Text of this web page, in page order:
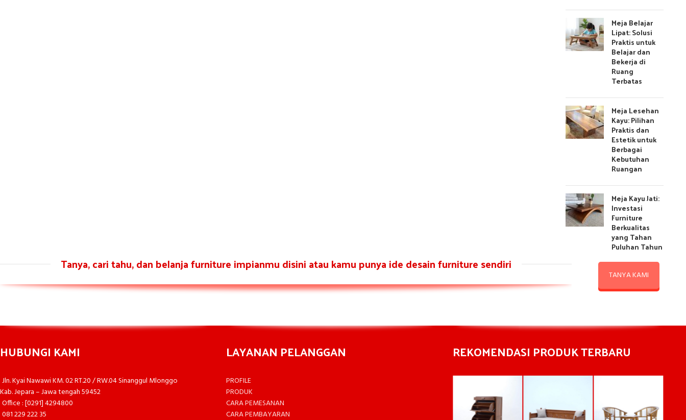
Meja Belajar
Lipat: Solusi
Praktis untuk
Belajar dan
Bekerja di
Ruang
Terbatas
Meja Lesehan
Kayu: Pilihan
Praktis dan
Estetik untuk
Berbagai
Kebutuhan
Ruangan
Meja Kayu Jati:
Investasi
Furniture
Berkualitas
yang Tahan
Puluhan Tahun
Tanya, cari tahu, dan belanja furniture impianmu disini atau kamu punya ide desain furniture sendiri
TANYA KAMI
HUBUNGI KAMI
Jln. Kyai Nawawi KM. 02 RT.20 / RW.04 Sinanggul Mlonggo
Kab. Jepara – Jawa tengah 59452
Office : [0291] 4294800
081 229 222 35
LAYANAN PELANGGAN
PROFILE
PRODUK
CARA PEMESANAN
CARA PEMBAYARAN
REKOMENDASI PRODUK TERBARU